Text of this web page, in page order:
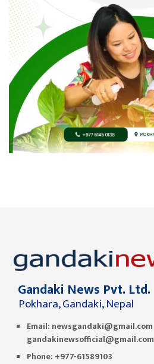
Gandaki News Pvt. Ltd.
Pokhara, Gandaki, Nepal
Email: newsgandaki@gmail.com
gandakinewsofficial@gmail.com
Phone: +977-61589103